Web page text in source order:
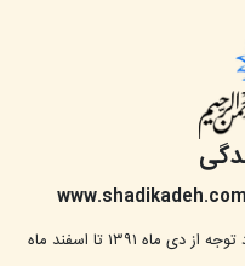
www.shadikadeh.com
فهرست موضوعات، مطالب و تمرین های مورد توجه از دی ماه ۱۳۹۱ تا اسفند ماه